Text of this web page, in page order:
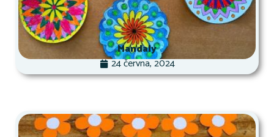
Mandaly
24 června, 2024